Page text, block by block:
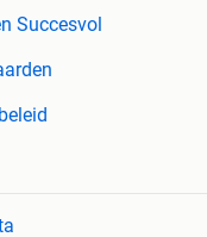
Succesvol